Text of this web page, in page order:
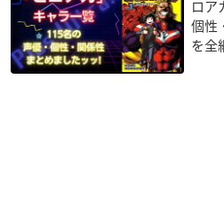
ロア
個性
を全